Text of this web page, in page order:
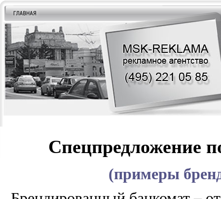
Спецпредложение
(примеры